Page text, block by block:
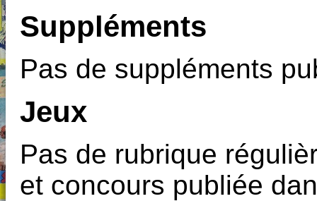
Suppléments
Pas de suppléments
Jeux
Pas de rubrique
et concours publiée